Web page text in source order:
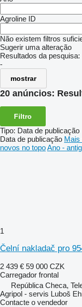
Agroline ID
Não existem filtros
Sugerir uma alteração
Resultados da pesquisa:
-
mostrar
20 anúncios:
Filtro
Tipo: Data de publicação
Data de publicação Mais
novos no topoAno -
1
Čelní nakladač pro
2 439 € 59 000 CZK
Carregador frontal
República Checa,
Agripol - servis Luboš
Contacte o vendedor